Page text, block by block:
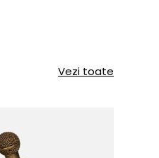
Vezi toate